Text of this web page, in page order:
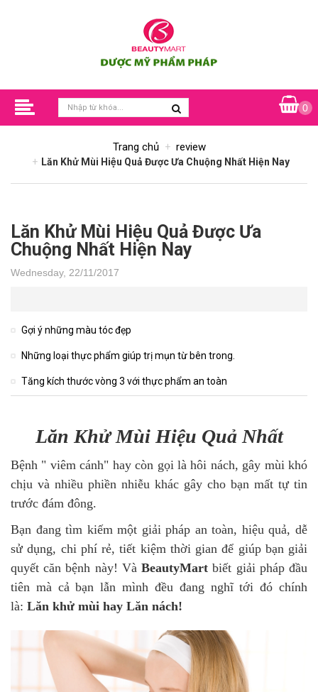
0
Trang chủ review
Lăn Khử Mùi Hiệu Quả Được Ưa Chuộng Nhất Hiện Nay
Lăn Khử Mùi Hiệu Quả Được Ưa
Chuộng Nhất Hiện Nay
Wednesday, 22/11/2017
Gợi ý những màu tóc đẹp
Những loại thực phẩm giúp trị mụn từ bên trong.
Tăng kích thước vòng 3 với thực phẩm an toàn
Lăn Khử Mùi Hiệu Quả Nhất
Bệnh " viêm cánh" hay còn gọi là hôi nách, gây mùi khó
chịu và nhiều phiền nhiễu khác gây cho bạn mất tự tin
trước đám đông.
Bạn đang tìm kiếm một giải pháp an toàn, hiệu quả, dễ
sử dụng, chi phí rẻ, tiết kiệm thời gian để giúp bạn giải
quyết căn bệnh này! VàBeautyMart biết giải pháp đầu
tiên mà cả bạn lẫn mình đều đang nghĩ tới đó chính
là: Lăn khử mùi hay Lăn nách!